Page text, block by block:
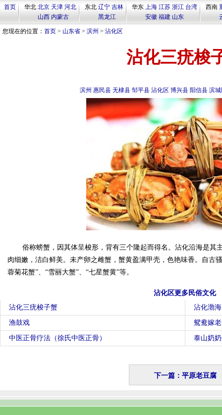
首页 华北 北京 天津 河北
山西 内蒙古
东北 辽宁 吉林
黑龙江
华东 上海 江苏 浙江 台湾
安徽 福建 山东
西南
您现在的位置： 首页 > 山东省 > 滨州 > 沾化区
沾化三疣梭
滨州 惠民县 无棣县 邹平县 沾化区 博兴县 阳信县 滨
俗称螃蟹，因其体呈梭形，背有三个隆起而得名。沾化沿海是其
肉细嫩，洁白鲜美。未产卵之雌蟹，蟹黄盈满甲壳，色艳味香。自古
蓉菊花蟹”、“雪丽大蟹”、“七星蟹黄”等。
沾化区更多民俗文化
沾化三疣梭子蟹
沾化渤
渔鼓戏 鸳鸯嫁
中医正骨疗法（徐氏中医正骨） 泰山奶
下一篇：平原老豆腐